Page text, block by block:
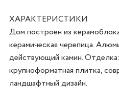
ХАРАКТЕРИСТИКИ
Дом построен из
керамическая черепица.
действующий камин.
крупноформатная плитка,
ландшафтный дизайн.